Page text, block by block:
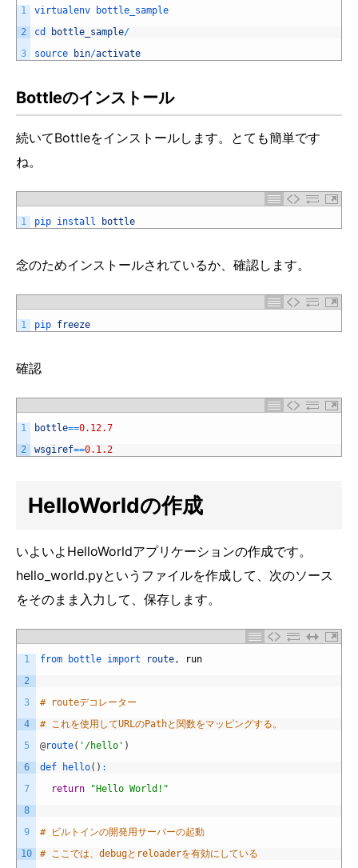
1
2
3
virtualenv
bottle_sample
cd
bottle_sample/
source
bin/activate
Bottleのインストール
続いてBottleをインストールします。とても簡単です
ね。
1 pip install bottle
念のためインストールされているか、確認します。
1 pip freeze
確認
1
2
bottle==0.12.7
wsgiref==0.1.2
HelloWorldの作成
いよいよHelloWorldアプリケーションの作成です。
hello_world.pyというファイルを作成して、次のソース
をそのまま入力して、保存します。
1
2
3
4
5
6
7
8
9
10
from bottle import route , run
# routeデコレーター
# これを使用してURLのPathと関数をマッピングする。
@route( '/hello' )
def
hello( ) :
return
"Hello World!"
# ビルトインの開発用サーバーの起動
# ここでは、debugとreloaderを有効にしている